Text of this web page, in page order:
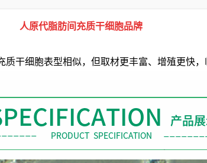
人原代脂肪间充质干细胞品牌
干细胞表型相似，但取材更丰富、增殖更快